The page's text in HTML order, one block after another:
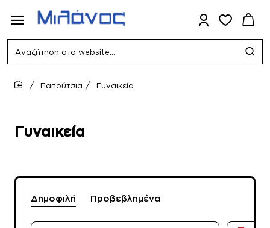
Αναζήτηση
website...
Γυναικεία
Παπούτσια Γυναικεία
Δημοφιλή Προβεβλημένα